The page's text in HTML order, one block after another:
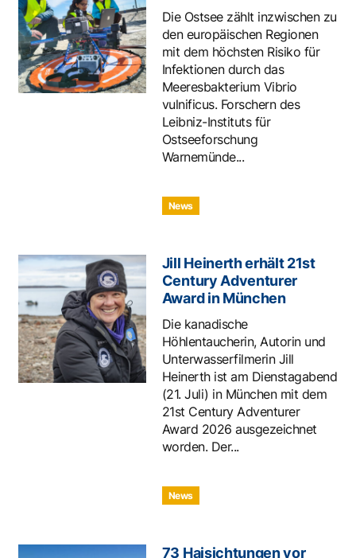
Die Ostsee zählt inzwischen zu
den europäischen Regionen
mit dem höchsten Risiko für
Infektionen durch das
Meeresbakterium Vibrio
vulnificus. Forschern des
Leibniz-Instituts für
Ostseeforschung
Warnemünde...
News
Jill Heinerth erhält 21st
Century Adventurer
Award in München
Die kanadische
Höhlentaucherin, Autorin und
Unterwasserfilmerin Jill
Heinerth ist am Dienstagabend
(21. Juli) in München mit dem
21st Century Adventurer
Award 2026 ausgezeichnet
worden. Der...
News
73 Haisichtungen vor